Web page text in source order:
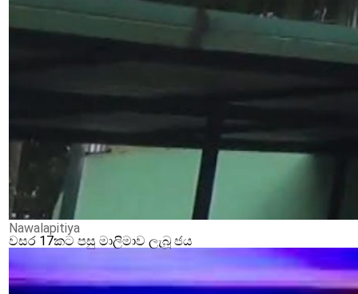
Nawalapitiya
වසර 17කට පසු මාලිමාව ලැබූ ජය